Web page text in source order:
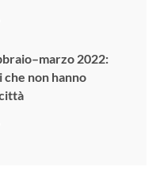
2022:
non hanno